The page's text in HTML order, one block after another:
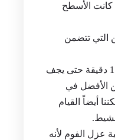
كانت الأسطح
التي تتضمن
بين كل طبقة وأخرى يُترك 15 دقيقة حتى يجف
الأفضل في
أيضاً القيام
عزل الفوم لأنه